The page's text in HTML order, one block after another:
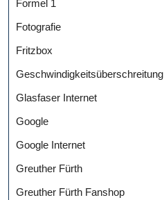
Formel 1
Fotografie
Fritzbox
Geschwindigkeitsüberschreitung
Glasfaser Internet
Google
Google Internet
Greuther Fürth
Greuther Fürth Fanshop